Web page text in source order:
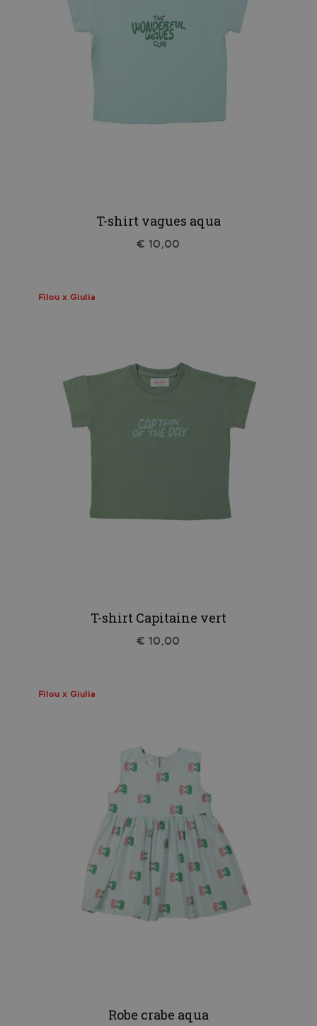
T-shirt vagues aqua
€ 10,00
Filou x Giulia
T-shirt Capitaine vert
€ 10,00
Filou x Giulia
Robe crabe aqua